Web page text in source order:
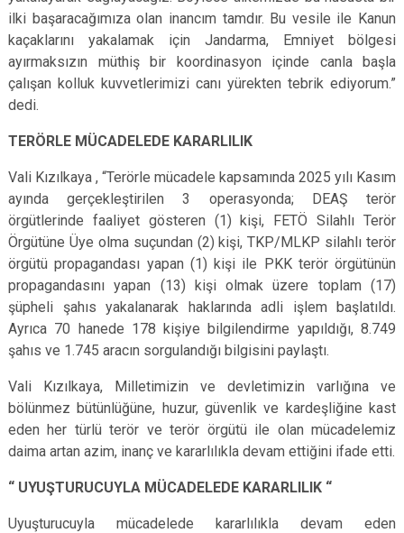
ilki başaracağımıza olan inancım tamdır. Bu vesile ile Kanun
kaçaklarını yakalamak için Jandarma, Emniyet bölgesi
ayırmaksızın müthiş bir koordinasyon içinde canla başla
çalışan kolluk kuvvetlerimizi canı yürekten tebrik ediyorum.”
dedi.
TERÖRLE MÜCADELEDE KARARLILIK
Vali Kızılkaya , “Terörle mücadele kapsamında 2025 yılı Kasım
ayında gerçekleştirilen 3 operasyonda; DEAŞ terör
örgütlerinde faaliyet gösteren (1) kişi, FETÖ Silahlı Terör
Örgütüne Üye olma suçundan (2) kişi, TKP/MLKP silahlı terör
örgütü propagandası yapan (1) kişi ile PKK terör örgütünün
propagandasını yapan (13) kişi olmak üzere toplam (17)
şüpheli şahıs yakalanarak haklarında adli işlem başlatıldı.
Ayrıca 70 hanede 178 kişiye bilgilendirme yapıldığı, 8.749
şahıs ve 1.745 aracın sorgulandığı bilgisini paylaştı.
Vali Kızılkaya, Milletimizin ve devletimizin varlığına ve
bölünmez bütünlüğüne, huzur, güvenlik ve kardeşliğine kast
eden her türlü terör ve terör örgütü ile olan mücadelemiz
daima artan azim, inanç ve kararlılıkla devam ettiğini ifade etti.
“ UYUŞTURUCUYLA MÜCADELEDE KARARLILIK “
Uyuşturucuyla mücadelede kararlılıkla devam eden